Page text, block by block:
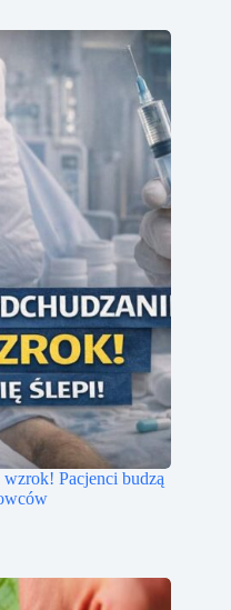
Pacjenci budzą